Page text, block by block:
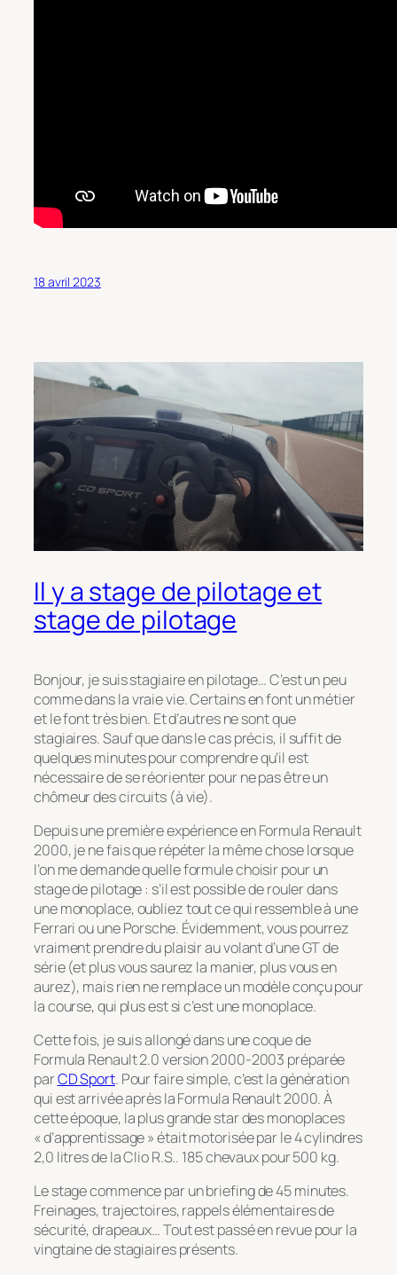
18 avril 2023
Il y a stage de pilotage et
stage de pilotage
Bonjour, je suis stagiaire en pilotage… C’est un peu
comme dans la vraie vie. Certains en font un métier
et le font très bien. Et d’autres ne sont que
stagiaires. Sauf que dans le cas précis, il suffit de
quelques minutes pour comprendre qu’il est
nécessaire de se réorienter pour ne pas être un
chômeur des circuits (à vie).
Depuis une première expérience en Formula Renault
2000, je ne fais que répéter la même chose lorsque
l’on me demande quelle formule choisir pour un
stage de pilotage : s’il est possible de rouler dans
une monoplace, oubliez tout ce qui ressemble à une
Ferrari ou une Porsche. Évidemment, vous pourrez
vraiment prendre du plaisir au volant d’une GT de
série (et plus vous saurez la manier, plus vous en
aurez), mais rien ne remplace un modèle conçu pour
la course, qui plus est si c’est une monoplace.
Cette fois, je suis allongé dans une coque de
Formula Renault 2.0 version 2000-2003 préparée
parCD Sport. Pour faire simple, c’est la génération
qui est arrivée après la Formula Renault 2000. À
cette époque, la plus grande star des monoplaces
« d’apprentissage » était motorisée par le 4 cylindres
2,0 litres de la Clio R.S.. 185 chevaux pour 500 kg.
Le stage commence par un briefing de 45 minutes.
Freinages, trajectoires, rappels élémentaires de
sécurité, drapeaux… Tout est passé en revue pour la
vingtaine de stagiaires présents.